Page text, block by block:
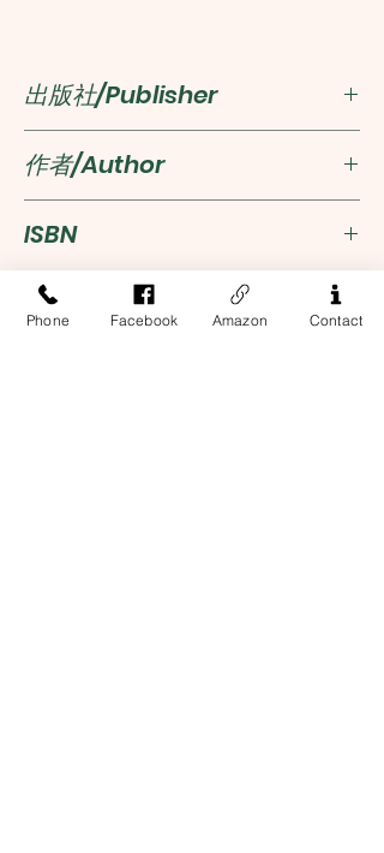
出版社/Publisher
萬里機構‧萬里機構
作者/Author
ISBN
9789621463067
Phone Facebook Amazon Contact